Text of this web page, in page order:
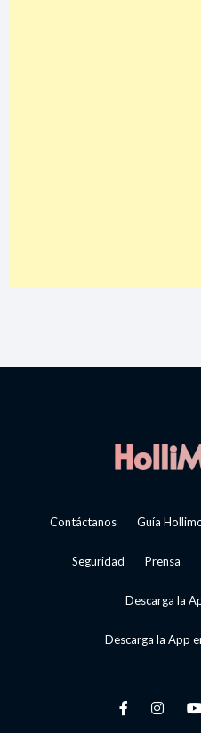
Contáctanos Guía
Seguridad Prensa
Descarga la
Descarga la App